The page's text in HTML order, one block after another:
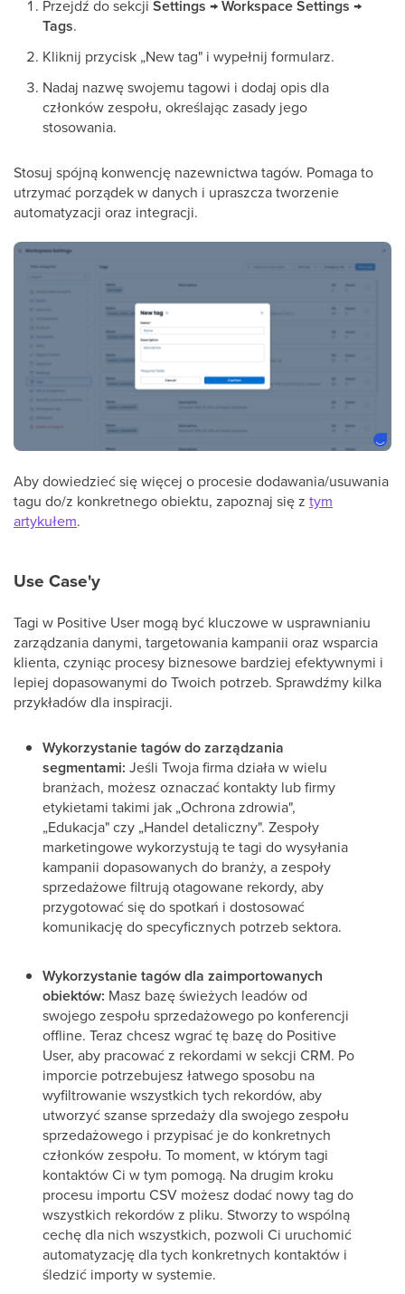
Przejdź do sekcji Settings → Workspace Settings →
Tags.
Kliknij przycisk „New tag" i wypełnij formularz.
Nadaj nazwę swojemu tagowi i dodaj opis dla
członków zespołu, określając zasady jego
stosowania.
Stosuj spójną konwencję nazewnictwa tagów. Pomaga to
utrzymać porządek w danych i upraszcza tworzenie
automatyzacji oraz integracji.
Aby dowiedzieć się więcej o procesie dodawania/usuwania
tagu do/z konkretnego obiektu, zapoznaj się z tym
artykułem.
Use Case'y
Tagi w Positive User mogą być kluczowe w usprawnianiu
zarządzania danymi, targetowania kampanii oraz wsparcia
klienta, czyniąc procesy biznesowe bardziej efektywnymi i
lepiej dopasowanymi do Twoich potrzeb. Sprawdźmy kilka
przykładów dla inspiracji.
Wykorzystanie tagów do zarządzania
segmentami: Jeśli Twoja firma działa w wielu
branżach, możesz oznaczać kontakty lub firmy
etykietami takimi jak „Ochrona zdrowia",
„Edukacja" czy „Handel detaliczny". Zespoły
marketingowe wykorzystują te tagi do wysyłania
kampanii dopasowanych do branży, a zespoły
sprzedażowe filtrują otagowane rekordy, aby
przygotować się do spotkań i dostosować
komunikację do specyficznych potrzeb sektora.
Wykorzystanie tagów dla zaimportowanych
obiektów: Masz bazę świeżych leadów od
swojego zespołu sprzedażowego po konferencji
offline. Teraz chcesz wgrać tę bazę do Positive
User, aby pracować z rekordami w sekcji CRM. Po
imporcie potrzebujesz łatwego sposobu na
wyfiltrowanie wszystkich tych rekordów, aby
utworzyć szanse sprzedaży dla swojego zespołu
sprzedażowego i przypisać je do konkretnych
członków zespołu. To moment, w którym tagi
kontaktów Ci w tym pomogą. Na drugim kroku
procesu importu CSV możesz dodać nowy tag do
wszystkich rekordów z pliku. Stworzy to wspólną
cechę dla nich wszystkich, pozwoli Ci uruchomić
automatyzację dla tych konkretnych kontaktów i
śledzić importy w systemie.